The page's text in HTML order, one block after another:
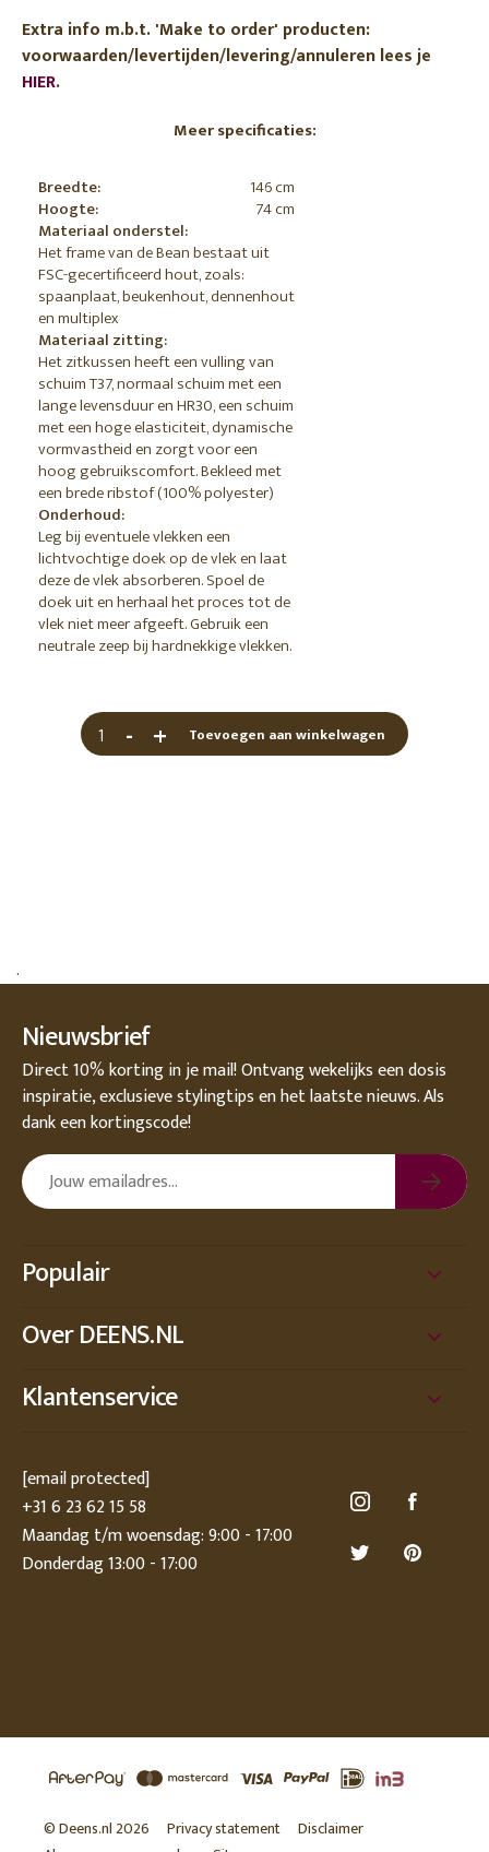
Extra info m.b.t. 'Make to order' producten:
voorwaarden/levertijden/levering/annuleren lees je
HIER.
Meer specificaties:
Breedte:
146 cm
Hoogte:
74 cm
Materiaal onderstel:
Het frame van de Bean bestaat uit
FSC-gecertificeerd hout, zoals:
spaanplaat, beukenhout, dennenhout
en multiplex
Materiaal zitting:
Het zitkussen heeft een vulling van
schuim T37, normaal schuim met een
lange levensduur en HR30, een schuim
met een hoge elasticiteit, dynamische
vormvastheid en zorgt voor een
hoog gebruikscomfort. Bekleed met
een brede ribstof (100% polyester)
Onderhoud:
Leg bij eventuele vlekken een
lichtvochtige doek op de vlek en laat
deze de vlek absorberen. Spoel de
doek uit en herhaal het proces tot de
vlek niet meer afgeeft. Gebruik een
neutrale zeep bij hardnekkige vlekken.
+
- Toevoegen aan winkelwagen
.
Nieuwsbrief
Direct 10% korting in je mail! Ontvang wekelijks een dosis
inspiratie, exclusieve stylingtips en het laatste nieuws. Als
dank een kortingscode!
Populair
Over DEENS.NL
Klantenservice
[email protected]
+31 6 23 62 15 58
Maandag t/m woensdag: 9:00 - 17:00
Donderdag 13:00 - 17:00
© Deens.nl 2026 Privacy statement
Disclaimer